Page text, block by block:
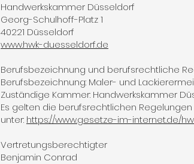
Handwerkskammer Düsseldorf
Georg-Schulhoff-Platz 1
40221 Düsseldorf
www.hwk-duesseldorf.de
Berufsbezeichnung und berufsrechtliche
Berufsbezeichnung: Maler- und
Zuständige Kammer: Handwerkskammer
Es gelten die berufsrechtlichen
unter: https://www.gesetze-im-internet.de/
Vertretungsberechtigter
Benjamin Conrad